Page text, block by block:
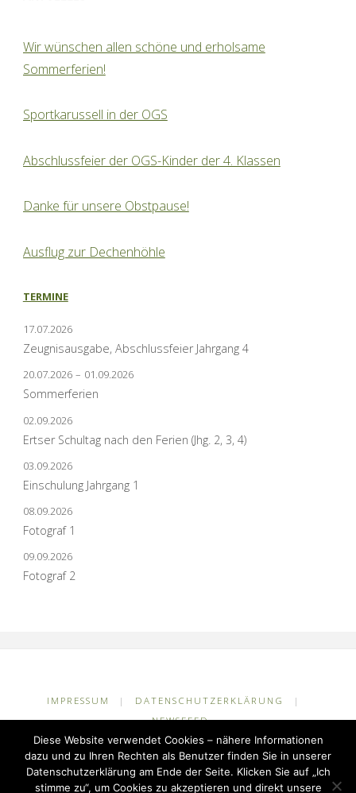
Wir wünschen allen schöne und erholsame
Sommerferien!
Sportkarussell in der OGS
Abschlussfeier der OGS-Kinder der 4. Klassen
Danke für unsere Obstpause!
Ausflug zur Dechenhöhle
TERMINE
17.07.2026
Zeugnisausgabe, Abschlussfeier Jahrgang 4
20.07.2026 – 01.09.2026
Sommerferien
02.09.2026
Ertser Schultag nach den Ferien (Jhg. 2, 3, 4)
03.09.2026
Einschulung Jahrgang 1
08.09.2026
Fotograf 1
09.09.2026
Fotograf 2
IMPRESSUM | DATENSCHUTZERKLÄRUNG
|
NEWSFEED
©2026 Grundschule Kuhlerkamp
Diese Website verwendet Cookies – nähere Informationen
dazu und zu Ihren Rechten als Benutzer finden Sie in unserer
Datenschutzerklärung am Ende der Seite. Klicken Sie auf „Ich
stimme zu“, um Cookies zu akzeptieren und direkt unsere